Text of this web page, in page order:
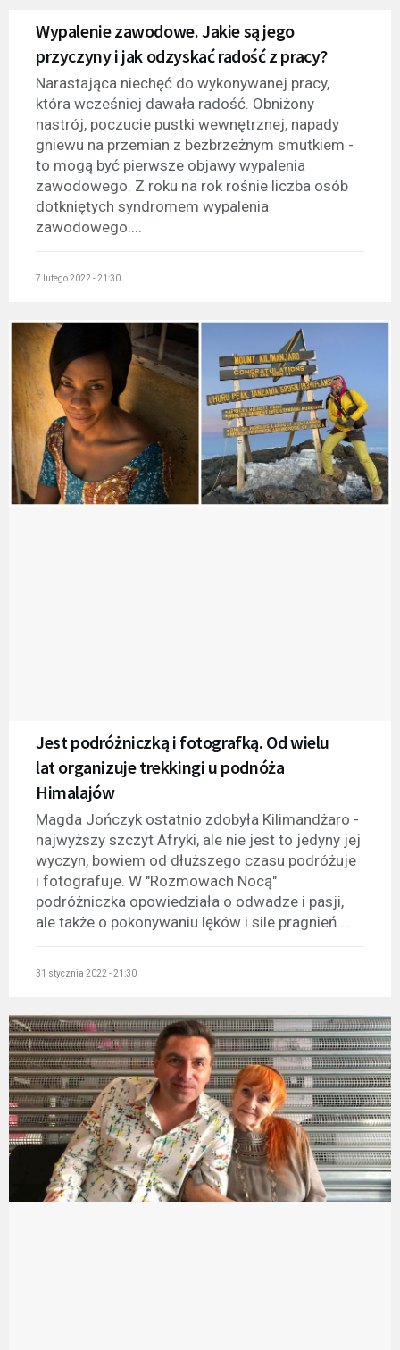
Wypalenie zawodowe. Jakie są jego
przyczyny i jak odzyskać radość z pracy?
Narastająca niechęć do wykonywanej pracy,
która wcześniej dawała radość. Obniżony
nastrój, poczucie pustki wewnętrznej, napady
gniewu na przemian z bezbrzeżnym smutkiem -
to mogą być pierwsze objawy wypalenia
zawodowego. Z roku na rok rośnie liczba osób
dotkniętych syndromem wypalenia
zawodowego....
7 lutego 2022 - 21:30
Jest podróżniczką i fotografką. Od wielu
lat organizuje trekkingi u podnóża
Himalajów
Magda Jończyk ostatnio zdobyła Kilimandżaro -
najwyższy szczyt Afryki, ale nie jest to jedyny jej
wyczyn, bowiem od dłuższego czasu podróżuje
i fotografuje. W "Rozmowach Nocą"
podróżniczka opowiedziała o odwadze i pasji,
ale także o pokonywaniu lęków i sile pragnień....
31 stycznia 2022 - 21:30